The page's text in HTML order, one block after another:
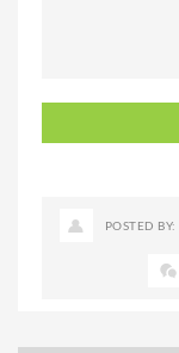
POSTED BY: